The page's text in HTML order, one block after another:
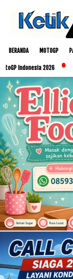
BERANDA MOTOGP
2026 ITDC